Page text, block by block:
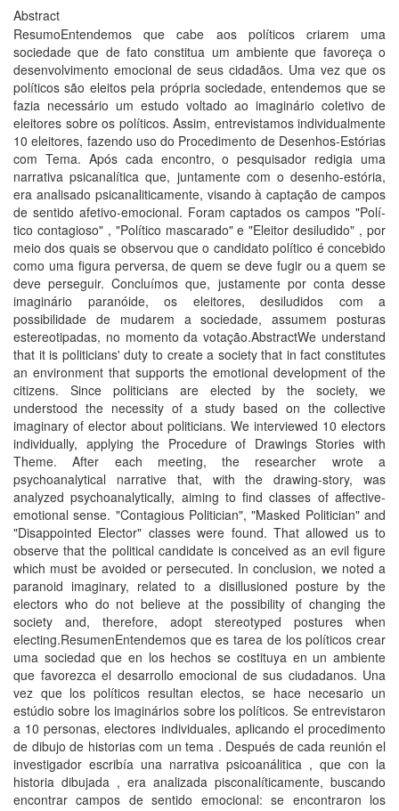
Abstract
ResumoEntendemos que cabe aos polí­ticos criarem uma
sociedade que de fato constitua um ambiente que favoreça o
desenvolvimento emocional de seus cidadãos. Uma vez que os
polí­ticos são eleitos pela própria sociedade, entendemos que se
fazia necessário um estudo voltado ao imaginário coletivo de
eleitores sobre os polí­ticos. Assim, entrevistamos individualmente
10 eleitores, fazendo uso do Procedimento de Desenhos-Estórias
com Tema. Após cada encontro, o pesquisador redigia uma
narrativa psicanalí­tica que, juntamente com o desenho-estória,
era analisado psicanaliticamente, visando à captação de campos
de sentido afetivo-emocional. Foram captados os campos "Polí­
tico contagioso" , "Polí­tico mascarado" e "Eleitor desiludido" , por
meio dos quais se observou que o candidato polí­tico é concebido
como uma figura perversa, de quem se deve fugir ou a quem se
deve perseguir. Concluí­mos que, justamente por conta desse
imaginário paranóide, os eleitores, desiludidos com a
possibilidade de mudarem a sociedade, assumem posturas
estereotipadas, no momento da votação.AbstractWe understand
that it is politicians' duty to create a society that in fact constitutes
an environment that supports the emotional development of the
citizens. Since politicians are elected by the society, we
understood the necessity of a study based on the collective
imaginary of elector about politicians. We interviewed 10 electors
individually, applying the Procedure of Drawings Stories with
Theme. After each meeting, the researcher wrote a
psychoanalytical narrative that, with the drawing-story, was
analyzed psychoanalytically, aiming to find classes of affective-
emotional sense. "Contagious Politician", "Masked Politician" and
"Disappointed Elector" classes were found. That allowed us to
observe that the political candidate is conceived as an evil figure
which must be avoided or persecuted. In conclusion, we noted a
paranoid imaginary, related to a disillusioned posture by the
electors who do not believe at the possibility of changing the
society and, therefore, adopt stereotyped postures when
electing.ResumenEntendemos que es tarea de los polí­ticos crear
uma sociedad que en los hechos se costituya en un ambiente
que favorezca el desarrollo emocional de sus ciudadanos. Una
vez que los polí­ticos resultan electos, se hace necesario un
estúdio sobre los imaginários sobre los polí­ticos. Se entrevistaron
a 10 personas, electores individuales, aplicando el procedimento
de dibujo de historias com un tema . Después de cada reunión el
investigador escribí­a una narrativa psicoanálitica , que con la
historia dibujada , era analizada pisconalí­ticamente, buscando
encontrar campos de sentido emocional: se encontraron los